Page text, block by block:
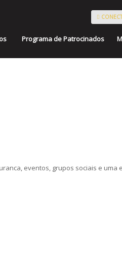
Programa de Patrocinados
eventos, grupos sociais e uma